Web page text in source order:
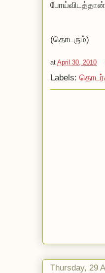
போய்விடத்தான்
(தொடரும்)
at April 30, 2010
Labels:
Thursday, 29